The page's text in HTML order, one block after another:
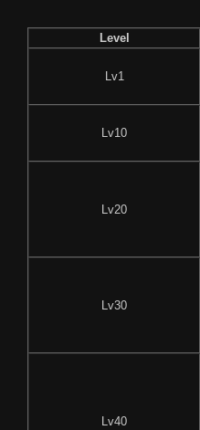
Level
Lv1
Lv10
Lv20
Lv30
Lv40